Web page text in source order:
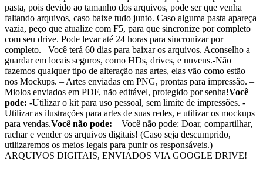
pasta, pois devido ao tamanho dos arquivos, pode ser que venha
faltando arquivos, caso baixe tudo junto. Caso alguma pasta apareça
vazia, peço que atualize com F5, para que sincronize por completo
com seu drive. Pode levar até 24 horas para sincronizar por
completo.– Você terá 60 dias para baixar os arquivos. Aconselho a
guardar em locais seguros, como HDs, drives, e nuvens.-Não
fazemos qualquer tipo de alteração nas artes, elas vão como estão
nos Mockups. – Artes enviadas em PNG, prontas para impressão. –
Miolos enviados em PDF, não editável, protegido por senha!Você
pode: -Utilizar o kit para uso pessoal, sem limite de impressões. -
Utilizar as ilustrações para artes de suas redes, e utilizar os mockups
para vendas.Você não pode: – Você não pode: Doar, compartilhar,
rachar e vender os arquivos digitais! (Caso seja descumprido,
utilizaremos os meios legais para punir os responsáveis.)–
ARQUIVOS DIGITAIS, ENVIADOS VIA GOOGLE DRIVE!